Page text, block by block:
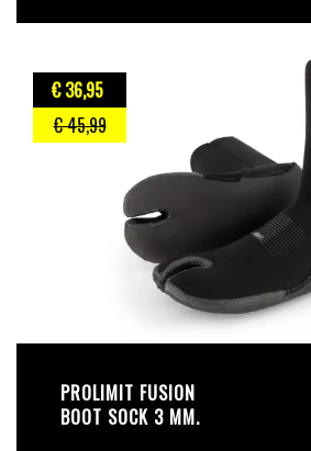
€ 36,95
€ 45,99
PROLIMIT FUSION
BOOT SOCK 3 MM.